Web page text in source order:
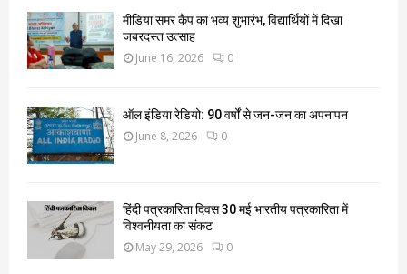
मीडिया समर कैंप का भव्य शुभारंभ, विद्यार्थियों में दिखा
जबरदस्त उत्साह
June 16, 2026 0
ऑल इंडिया रेडियो: 90 वर्षों से जन-जन का अपनापन
June 8, 2026 0
हिंदी पत्रकारिता दिवस 30 मई भारतीय पत्रकारिता में
विश्वनीयता का संकट
May 29, 2026 0